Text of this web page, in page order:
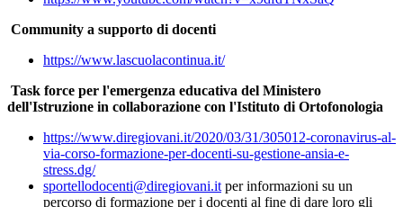
Community a supporto di docenti
https://www.lascuolacontinua.it/
Task force per l'emergenza educativa del Ministero
dell'Istruzione in collaborazione con l'Istituto di Ortofonologia
https://www.diregiovani.it/2020/03/31/305012-coronavirus-al-
via-corso-formazione-per-docenti-su-gestione-ansia-e-
stress.dg/
sportellodocenti@diregiovani.it per informazioni su un
percorso di formazione per i docenti al fine di dare loro gli